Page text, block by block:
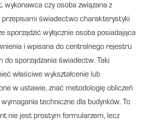
wykonawca czy osoba związana z
przepisami świadectwo charakterystyki
sporządzić wyłącznie osoba posiadająca
i wpisana do centralnego rejestru
do sporządzania świadectw. Taki
właściwe wykształcenie lub
w ustawie, znać metodologię obliczeń
techniczne dla budynków. To
nie jest prostym formularzem, lecz